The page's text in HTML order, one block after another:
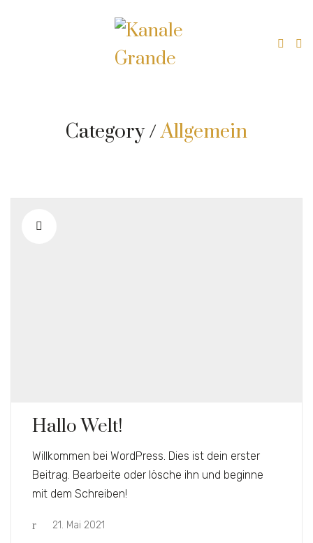
Category /Allgemein
Hallo Welt!
Willkommen bei WordPress. Dies ist dein erster
Beitrag. Bearbeite oder lösche ihn und beginne
mit dem Schreiben!
21. Mai 2021